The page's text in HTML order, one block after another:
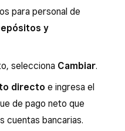
para personal de
y
selecciona Cambiar.
directo e ingresa el
de pago neto que
cuentas bancarias.